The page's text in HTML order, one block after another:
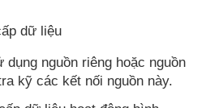
dữ liệu
dụng nguồn riêng hoặc nguồn
kỹ các kết nối nguồn này.